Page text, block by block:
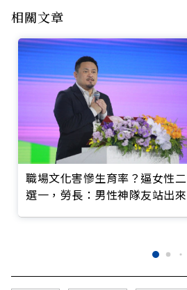
相關文章
職場文化害慘生育率？逼女性二
選一，勞長：男性神隊友站出來